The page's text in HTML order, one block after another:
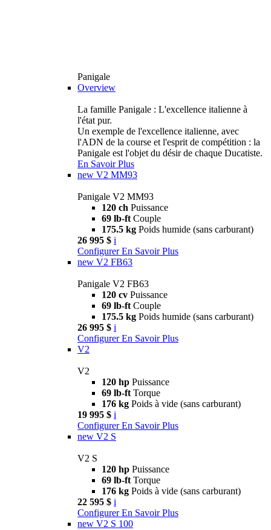
Panigale
Overview
La famille Panigale : L'excellence italienne à
l'état pur.
Un exemple de l'excellence italienne, avec
l'ADN de la course et l'esprit de compétition : la
Panigale est l'objet du désir de chaque Ducatiste.
En Savoir Plus
new V2 MM93
Panigale V2 MM93
120 ch Puissance
69 lb-ft Couple
175.5 kg Poids humide (sans carburant)
26 995 $ i
Configurer En Savoir Plus
new V2 FB63
Panigale V2 FB63
120 cv Puissance
69 lb-ft Couple
175.5 kg Poids humide (sans carburant)
26 995 $ i
Configurer En Savoir Plus
V2
V2
120 hp Puissance
69 lb-ft Torque
176 kg Poids à vide (sans carburant)
19 995 $ i
Configurer En Savoir Plus
new V2 S
V2 S
120 hp Puissance
69 lb-ft Torque
176 kg Poids à vide (sans carburant)
22 595 $ i
Configurer En Savoir Plus
new V2 S 100